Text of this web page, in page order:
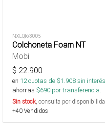
NXLQI63005
Colchoneta Foam NT
Mobi
$ 22.900
en 12cuotas de $1.908sin interés
ahorras $690 por transferencia.
Sin stock, consulta por
+40 Vendidos